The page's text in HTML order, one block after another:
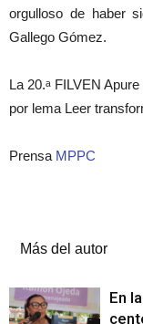
orgulloso de haber
Gallego Gómez.
La 20.ᵃ FILVEN
por lema Leer
Prensa MPPC
Más del autor
En